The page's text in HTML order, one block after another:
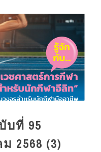
บที่ 95
2568 (3)